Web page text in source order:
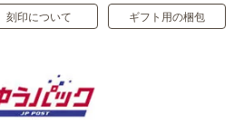
刻印について ギフト用の梱包